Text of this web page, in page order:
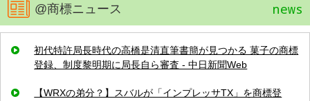
@商標ニュース news
初代特許局長時代の高橋是清直筆書簡が見つかる 菓子の商標
登録、制度黎明期に局長自ら審査 - 中日新聞Web
【WRXの弟分？】スバルが「インプレッサTX」を商標登